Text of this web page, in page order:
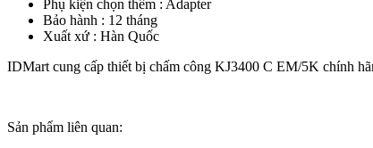
Phụ kiện chọn thêm : Adapter
Bảo hành : 12 tháng
Xuất xứ : Hàn Quốc
IDMart cung cấp thiết bị chấm công KJ3400 C EM/5K chính
Sản phẩm liên quan: